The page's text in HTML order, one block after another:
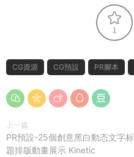
1
CG資源 CG預設 PR腳本
上一篇
PR預設-25個創意黑白動态文字标
題排版動畫展示 Kinetic